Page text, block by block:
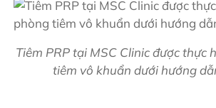
Tiêm PRP tại MSC Clinic được thực
tiêm vô khuẩn dưới hướng